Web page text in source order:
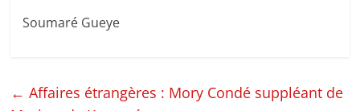
Soumaré Gueye
← Affaires étrangères : Mory Condé suppléant de